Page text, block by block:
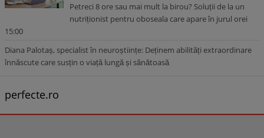
Petreci 8 ore sau mai mult la birou? Soluții de la un
nutriționist pentru oboseala care apare în jurul orei
15:00
Diana Palotaș, specialist în neuroștiințe: Deținem abilități extraordinare
înnăscute care susțin o viață lungă și sănătoasă
perfecte.ro